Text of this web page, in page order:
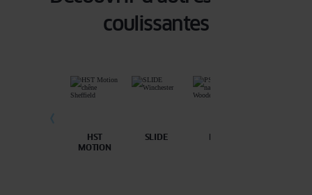
coulissantes
HST
MOTION
SLIDE PSK